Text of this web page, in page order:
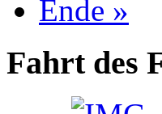
Ende »
Fahrt des